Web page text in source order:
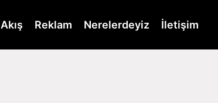
Akış Reklam Nerelerdeyiz İletişim